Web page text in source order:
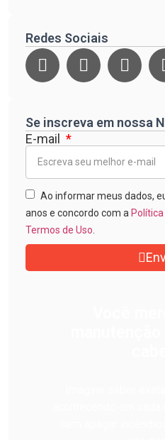
Redes Sociais
Se inscreva em nossa
E-mail
Ao informar meus dados,
anos e concordo com a
Termos de Uso